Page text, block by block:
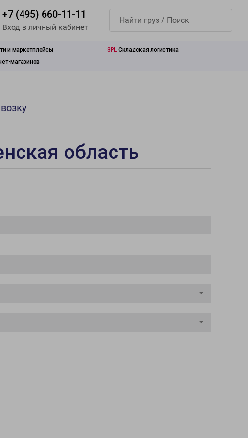
+7 (495) 660-11-11
Вход в личный кабинет
и маркетплейсы 3PL Складская логистика
магазинов
область